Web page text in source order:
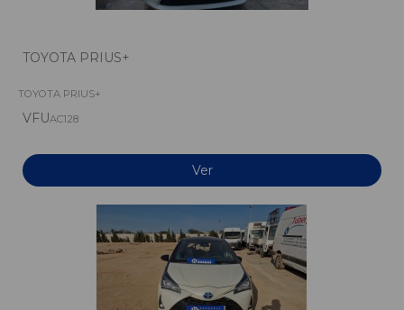
TOYOTA PRIUS+
TOYOTA PRIUS+
VFUAC128
Ver